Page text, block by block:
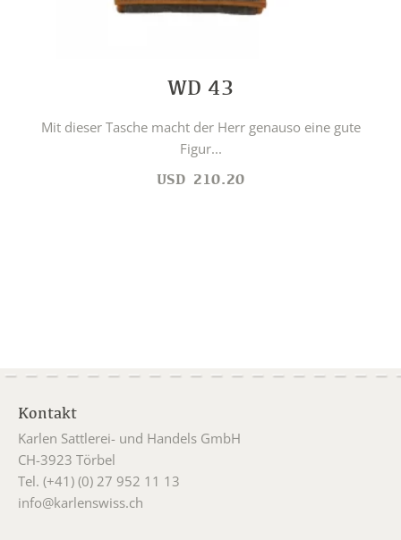
WD 43
Mit dieser Tasche macht der Herr genauso eine gute
Figur...
USD 210.20
Kontakt
Karlen Sattlerei- und Handels GmbH
CH-3923 Törbel
Tel. (+41) (0) 27 952 11 13
info@karlenswiss.ch